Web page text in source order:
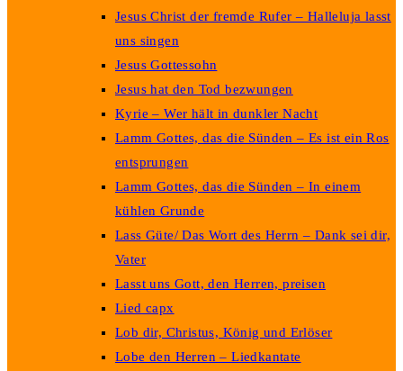
Jesus Christ der fremde Rufer – Halleluja lasst
uns singen
Jesus Gottessohn
Jesus hat den Tod bezwungen
Kyrie – Wer hält in dunkler Nacht
Lamm Gottes, das die Sünden – Es ist ein Ros
entsprungen
Lamm Gottes, das die Sünden – In einem
kühlen Grunde
Lass Güte/ Das Wort des Herrn – Dank sei dir,
Vater
Lasst uns Gott, den Herren, preisen
Lied capx
Lob dir, Christus, König und Erlöser
Lobe den Herren – Liedkantate